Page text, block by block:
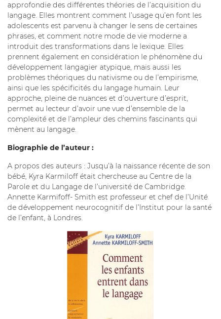
approfondie des différentes théories de l’acquisition du
langage. Elles montrent comment l’usage qu’en font les
adolescents est parvenu à changer le sens de certaines
phrases, et comment notre mode de vie moderne a
introduit des transformations dans le lexique. Elles
prennent également en considération le phénomène du
développement langagier atypique, mais aussi les
problèmes théoriques du nativisme ou de l’empirisme,
ainsi que les spécificités du langage humain. Leur
approche, pleine de nuances et d’ouverture d’esprit,
permet au lecteur d’avoir une vue d’ensemble de la
complexité et de l’ampleur des chemins fascinants qui
mènent au langage.
Biographie de l’auteur :
A propos des auteurs : Jusqu’à la naissance récente de son
bébé, Kyra Karmiloff était chercheuse au Centre de la
Parole et du Langage de l’université de Cambridge.
Annette Karmifoff- Smith est professeur et chef de l’Unité
de développement neurocognitif de l’Institut pour la santé
de l’enfant, à Londres.